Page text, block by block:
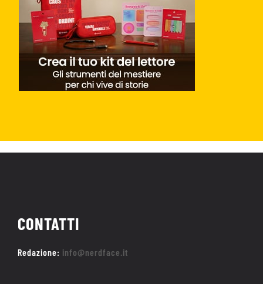
CONTATTI
Redazione: info@nerdface.it